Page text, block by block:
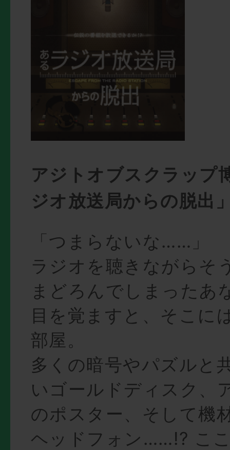
アジトオブスクラップ
ジオ放送局からの脱出
「つまらないな……」
ラジオを聴きながらそ
まどろんでしまったあ
目を覚ますと、そこに
部屋。
多くの暗号やパズルと
いゴールドディスク、
のポスター、そして機
ヘッドフォン……!? こ